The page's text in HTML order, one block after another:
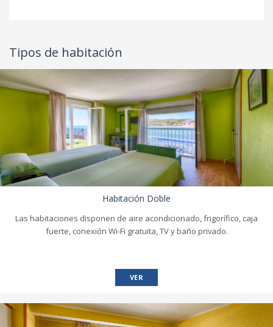
Tipos de habitación
Habitación Doble
Las habitaciones disponen de aire acondicionado, frigorífico, caja
fuerte, conexión Wi-Fi gratuita, TV y baño privado.
VER